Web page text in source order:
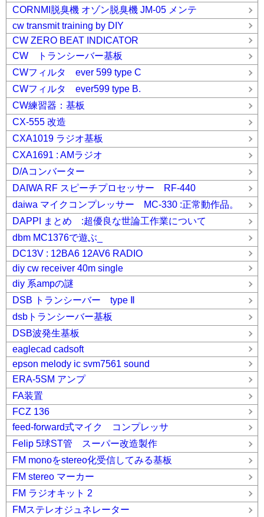
CORNMI脱臭機 オゾン脱臭機 JM-05 メンテ
cw transmit training by DIY
CW ZERO BEAT INDICATOR
CW トランシーバー基板
CWフィルタ ever 599 type C
CWフィルタ ever599 type B.
CW練習器：基板
CX-555 改造
CXA1019 ラジオ基板
CXA1691 : AMラジオ
D/Aコンバーター
DAIWA RF スピーチプロセッサー RF-440
daiwa マイクコンプレッサー MC-330 :正常動作品。
DAPPI まとめ :超優良な世論工作業について
dbm MC1376で遊ぶ_
DC13V : 12BA6 12AV6 RADIO
diy cw receiver 40m single
diy 系ampの謎
DSB トランシーバー type Ⅱ
dsbトランシーバー基板
DSB波発生基板
eaglecad cadsoft
epson melody ic svm7561 sound
ERA-5SM アンプ
FA装置
FCZ 136
feed-forward式マイク コンプレッサ
Felip 5球ST管 スーパー改造製作
FM monoをstereo化受信してみる基板
FM stereo マーカー
FM ラジオキット 2
FMステレオジュネレーター